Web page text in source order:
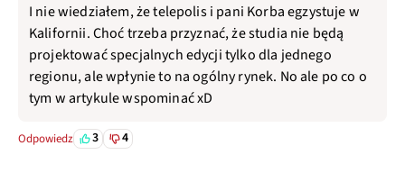
I nie wiedziałem, że telepolis i pani Korba egzystuje w
Kalifornii. Choć trzeba przyznać, że studia nie będą
projektować specjalnych edycji tylko dla jednego
regionu, ale wpłynie to na ogólny rynek. No ale po co o
tym w artykule wspominać xD
Odpowiedz 3 4